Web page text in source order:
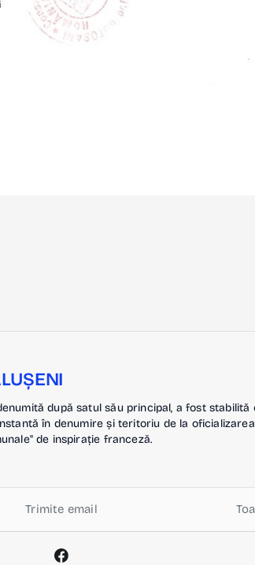
după satul său principal, a fost
în denumire și teritoriu de la oficializarea
de inspirație franceză.
Trimite email